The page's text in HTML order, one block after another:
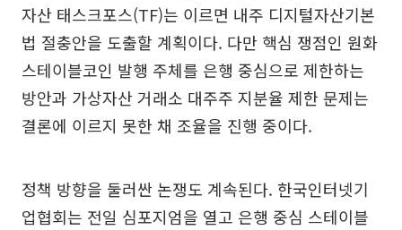
자산 태스크포스(TF)는 이르면 내주 디지털자산기본
법 절충안을 도출할 계획이다. 다만 핵심 쟁점인 원화
스테이블코인 발행 주체를 은행 중심으로 제한하는
방안과 가상자산 거래소 대주주 지분율 제한 문제는
결론에 이르지 못한 채 조율을 진행 중이다.
정책 방향을 둘러싼 논쟁도 계속된다. 한국인터넷기
업협회는 전일 심포지엄을 열고 은행 중심 스테이블